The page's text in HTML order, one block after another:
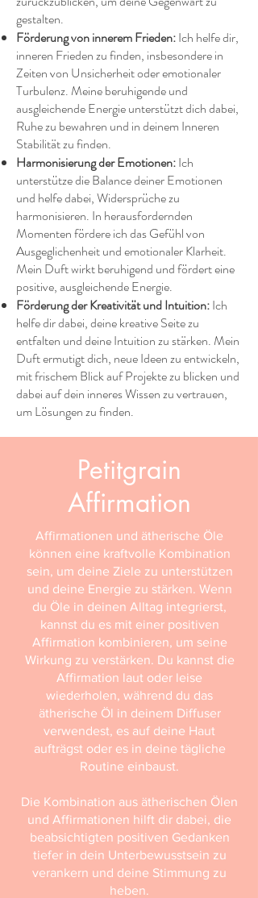
gestalten.
Förderung von innerem Frieden:Ich helfe dir,
inneren Frieden zu finden, insbesondere in
Zeiten von Unsicherheit oder emotionaler
Turbulenz. Meine beruhigende und
ausgleichende Energie unterstützt dich dabei,
Ruhe zu bewahren und in deinem Inneren
Stabilität zu finden.
Harmonisierung der Emotionen:Ich
unterstütze die Balance deiner Emotionen
und helfe dabei, Widersprüche zu
harmonisieren. In herausfordernden
Momenten fördere ich das Gefühl von
Ausgeglichenheit und emotionaler Klarheit.
Mein Duft wirkt beruhigend und fördert eine
positive, ausgleichende Energie.
Förderung der Kreativität und Intuition:Ich
helfe dir dabei, deine kreative Seite zu
entfalten und deine Intuition zu stärken. Mein
Duft ermutigt dich, neue Ideen zu entwickeln,
mit frischem Blick auf Projekte zu blicken und
dabei auf dein inneres Wissen zu vertrauen,
um Lösungen zu finden.
Petitgrain
Affirmation
Affirmationen und ätherische Öle
können eine kraftvolle Kombination
sein, um deine Ziele zu unterstützen
und deine Energie zu stärken. Wenn
du Öle in deinen Alltag integrierst,
kannst du es mit einer positiven
Affirmation kombinieren, um seine
Wirkung zu verstärken. Du kannst die
Affirmation laut oder leise
wiederholen, während du das
ätherische Öl in deinem Diffuser
verwendest, es auf deine Haut
aufträgst oder es in deine tägliche
Routine einbaust.
Die Kombination aus ätherischen Ölen
und Affirmationen hilft dir dabei, die
beabsichtigten positiven Gedanken
tiefer in dein Unterbewusstsein zu
verankern und deine Stimmung zu
heben.